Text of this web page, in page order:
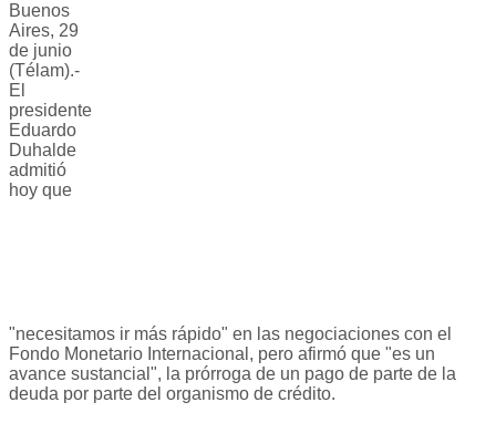
Buenos
Aires, 29
de junio
(Télam).-
El
presidente
Eduardo
Duhalde
admitió
hoy que
"necesitamos ir más rápido" en las negociaciones con el
Fondo Monetario Internacional, pero afirmó que "es un
avance sustancial", la prórroga de un pago de parte de la
deuda por parte del organismo de crédito.